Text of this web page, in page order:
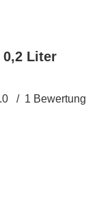
0,2 Liter
/ 1 Bewertung